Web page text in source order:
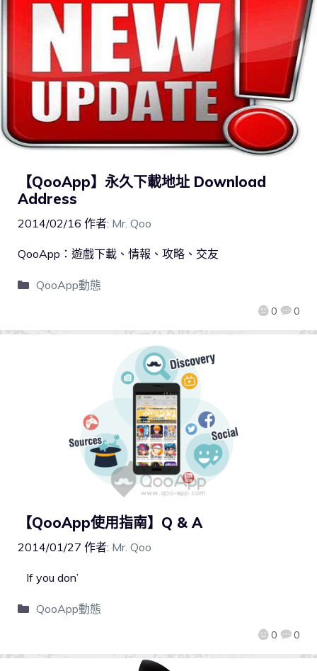
【QooApp】永久下載地址 Download
Address
2014/02/16 作者: Mr. Qoo
0 0
QooApp：遊戲下載、情報、攻略、交友
QooApp動態
【QooApp使用指南】Q & A
2014/01/27 作者: Mr. Qoo
0 0
If you don’
QooApp動態